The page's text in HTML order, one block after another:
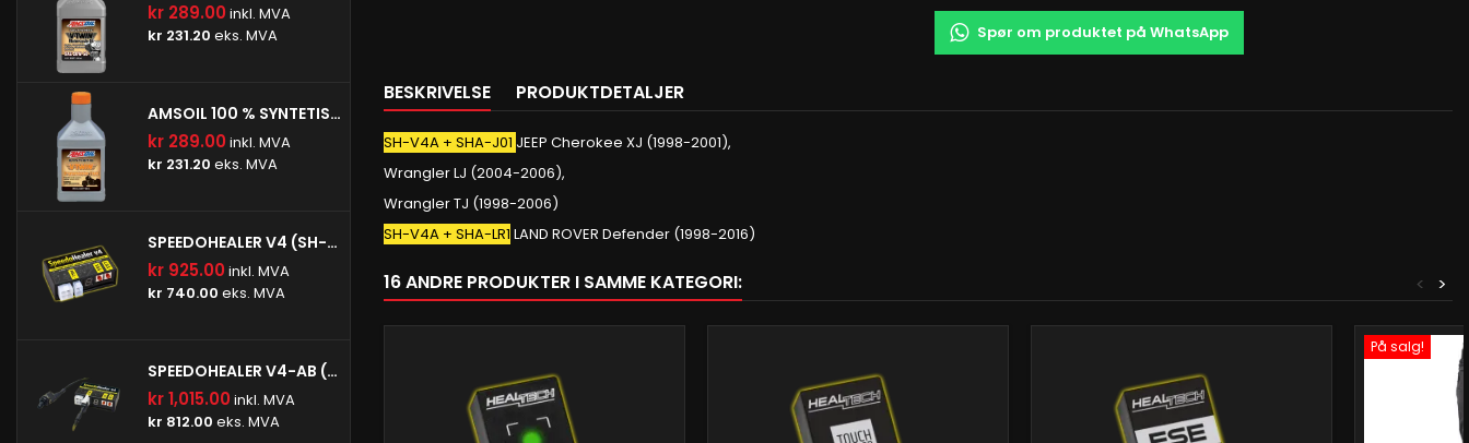
kr 289.00 inkl. MVA
kr 231.20 eks. MVA
AMSOIL 100 % SYNTETISK V-TWIN GIROLJE
kr 289.00 inkl. MVA
kr 231.20 eks. MVA
SPEEDOHEALER V4 (SH-V4)
kr 925.00 inkl. MVA
kr 740.00 eks. MVA
SPEEDOHEALER V4-AB (SH-V4-AB)
kr 1,015.00 inkl. MVA
kr 812.00 eks. MVA
Spør om produktet på WhatsApp
BESKRIVELSE PRODUKTDETALJER
SH-V4A + SHA-J01 JEEP Cherokee XJ (1998-2001),
Wrangler LJ (2004-2006),
Wrangler TJ (1998-2006)
SH-V4A + SHA-LR1 LAND ROVER Defender (1998-2016)
16 ANDRE PRODUKTER I SAMME KATEGORI: >
<
På salg!